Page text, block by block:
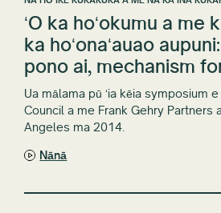
ʻO ka hoʻokumu a me
ka hoʻonaʻauao
pono ai, mechanism
Ua mālama pū ʻia kēia symposium
Council a me Frank Gehry Partners
Angeles ma 2014.
Nānā